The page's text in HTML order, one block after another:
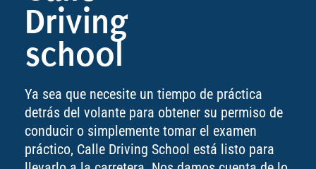
Driving
school
Ya sea que necesite un tiempo de práctica
detrás del volante para obtener su permiso de
conducir o simplemente tomar el examen
práctico, Calle Driving School está listo para